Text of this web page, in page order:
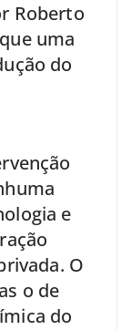
Roberto
uma
do
e
O
o de
do